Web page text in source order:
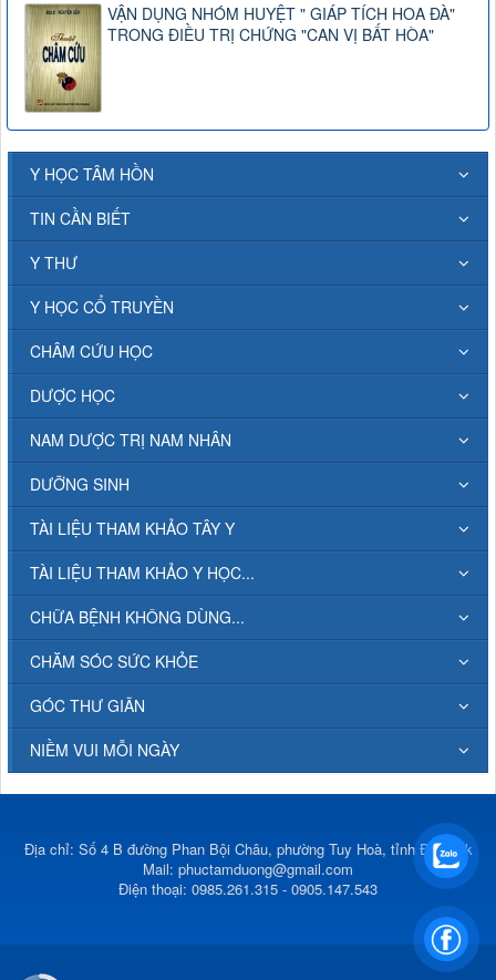
VẬN DỤNG NHÓM HUYỆT " GIÁP TÍCH HOA ĐÀ"
TRONG ĐIỀU TRỊ CHỨNG "CAN VỊ BẤT HÒA"
Y HỌC TÂM HỒN
TIN CẦN BIẾT
Y THƯ
Y HỌC CỔ TRUYỀN
CHÂM CỨU HỌC
DƯỢC HỌC
NAM DƯỢC TRỊ NAM NHÂN
DƯỠNG SINH
TÀI LIỆU THAM KHẢO TÂY Y
TÀI LIỆU THAM KHẢO Y HỌC...
CHỮA BỆNH KHÔNG DÙNG...
CHĂM SÓC SỨC KHỎE
GÓC THƯ GIÃN
NIỀM VUI MỖI NGÀY
Địa chỉ: Số 4 B đường Phan Bội Châu, phường Tuy Hoà, tỉnh Đắk Lắk
Mail: phuctamduong@gmail.com
Điện thoại: 0985.261.315 - 0905.147.543